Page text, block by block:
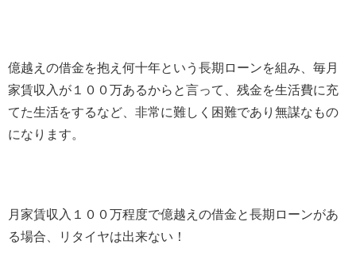
億越えの借金を抱え何十年という長期ローンを組み、毎月
家賃収入が１００万あるからと言って、残金を生活費に充
てた生活をするなど、非常に難しく困難であり無謀なもの
になります。
月家賃収入１００万程度で億越えの借金と長期ローンがあ
る場合、リタイヤは出来ない！